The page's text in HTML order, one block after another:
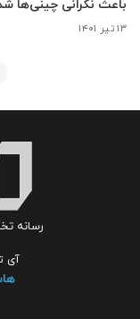
باعث نگرانی چینی‌ها
۱۳ تیر ۱۴۰۱
رسانه
آی